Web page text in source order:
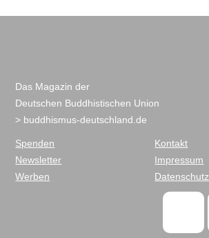
Das Magazin der
Deutschen Buddhistischen Union
> buddhismus-deutschland.de
Spenden
Newsletter
Werben
Kontakt
Impressum
Datenschutz